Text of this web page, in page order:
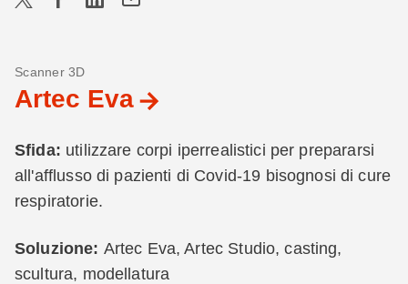
Scanner 3D
Artec Eva
Sfida: utilizzare corpi iperrealistici per prepararsi
all'afflusso di pazienti di Covid-19 bisognosi di cure
respiratorie.
Soluzione: Artec Eva, Artec Studio, casting,
scultura, modellatura